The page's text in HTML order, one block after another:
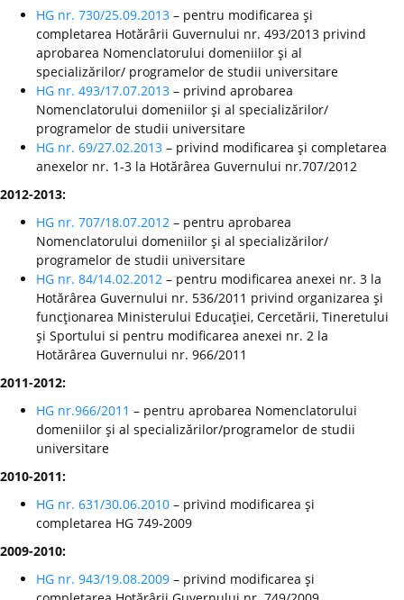
HG nr. 730/25.09.2013 – pentru modificarea şi
completarea Hotărârii Guvernului nr. 493/2013 privind
aprobarea Nomenclatorului domeniilor şi al
specializărilor/ programelor de studii universitare
HG nr. 493/17.07.2013 – privind aprobarea
Nomenclatorului domeniilor şi al specializărilor/
programelor de studii universitare
HG nr. 69/27.02.2013 – privind modificarea şi completarea
anexelor nr. 1-3 la Hotărârea Guvernului nr.707/2012
2012-2013:
HG nr. 707/18.07.2012 – pentru aprobarea
Nomenclatorului domeniilor şi al specializărilor/
programelor de studii universitare
HG nr. 84/14.02.2012 – pentru modificarea anexei nr. 3 la
Hotărârea Guvernului nr. 536/2011 privind organizarea şi
funcţionarea Ministerului Educaţiei, Cercetării, Tineretului
şi Sportului si pentru modificarea anexei nr. 2 la
Hotărârea Guvernului nr. 966/2011
2011-2012:
HG nr.966/2011 – pentru aprobarea Nomenclatorului
domeniilor şi al specializărilor/programelor de studii
universitare
2010-2011:
HG nr. 631/30.06.2010 – privind modificarea şi
completarea HG 749-2009
2009-2010:
HG nr. 943/19.08.2009 – privind modificarea şi